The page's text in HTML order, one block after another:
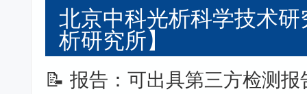
北京中科光析科学技术
析研究所】
📝 报告：可出具第三方检测